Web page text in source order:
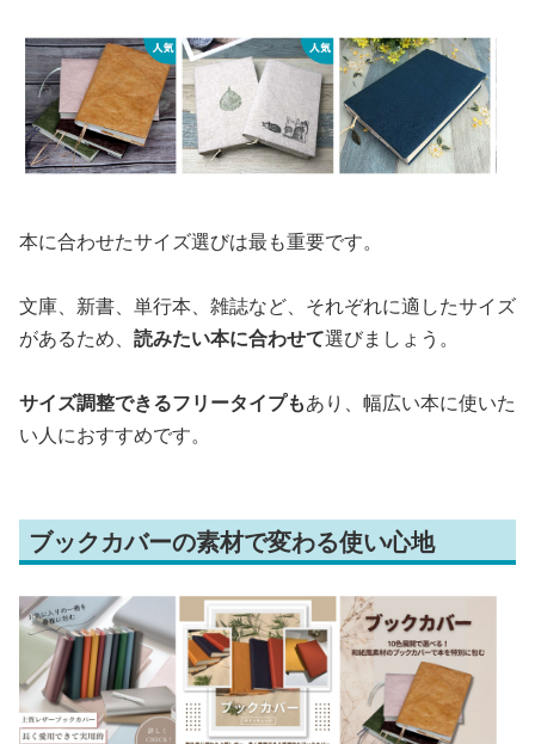
本に合わせたサイズ選びは最も重要です。
文庫、新書、単行本、雑誌など、それぞれに適したサイズ
があるため、 読みたい本に合わせて選びましょう。
サイズ調整できるフリータイプもあり、幅広い本に使いた
い人におすすめです。
ブックカバーの素材で変わる使い心地